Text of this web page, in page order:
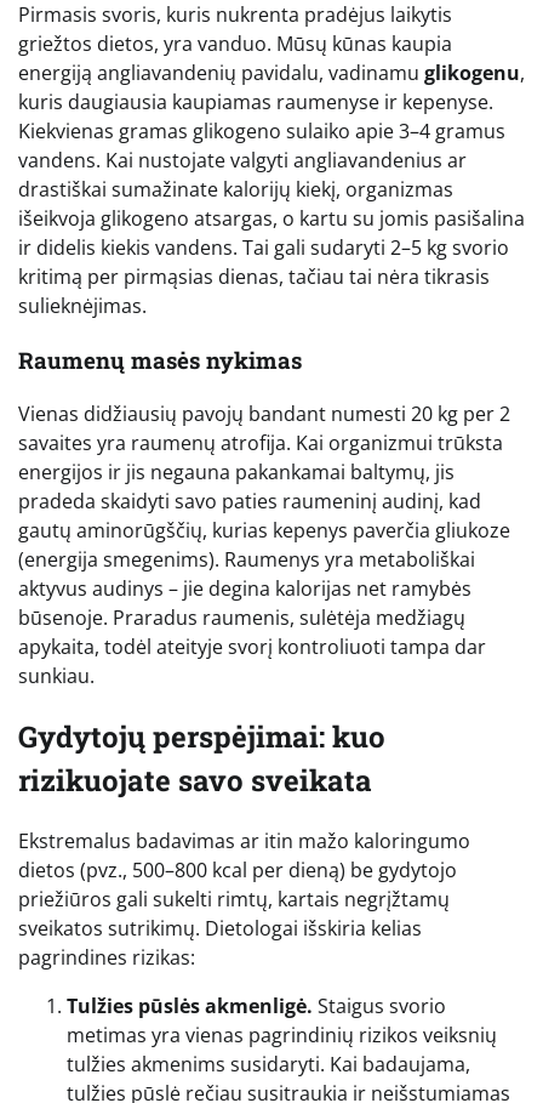
Pirmasis svoris, kuris nukrenta pradėjus laikytis
griežtos dietos, yra vanduo. Mūsų kūnas kaupia
energiją angliavandenių pavidalu, vadinamu glikogenu,
kuris daugiausia kaupiamas raumenyse ir kepenyse.
Kiekvienas gramas glikogeno sulaiko apie 3–4 gramus
vandens. Kai nustojate valgyti angliavandenius ar
drastiškai sumažinate kalorijų kiekį, organizmas
išeikvoja glikogeno atsargas, o kartu su jomis pasišalina
ir didelis kiekis vandens. Tai gali sudaryti 2–5 kg svorio
kritimą per pirmąsias dienas, tačiau tai nėra tikrasis
sulieknėjimas.
Raumenų masės nykimas
Vienas didžiausių pavojų bandant numesti 20 kg per 2
savaites yra raumenų atrofija. Kai organizmui trūksta
energijos ir jis negauna pakankamai baltymų, jis
pradeda skaidyti savo paties raumeninį audinį, kad
gautų aminorūgščių, kurias kepenys paverčia gliukoze
(energija smegenims). Raumenys yra metaboliškai
aktyvus audinys – jie degina kalorijas net ramybės
būsenoje. Praradus raumenis, sulėtėja medžiagų
apykaita, todėl ateityje svorį kontroliuoti tampa dar
sunkiau.
Gydytojų perspėjimai: kuo
rizikuojate savo sveikata
Ekstremalus badavimas ar itin mažo kaloringumo
dietos (pvz., 500–800 kcal per dieną) be gydytojo
priežiūros gali sukelti rimtų, kartais negrįžtamų
sveikatos sutrikimų. Dietologai išskiria kelias
pagrindines rizikas:
Tulžies pūslės akmenligė. Staigus svorio
metimas yra vienas pagrindinių rizikos veiksnių
tulžies akmenims susidaryti. Kai badaujama,
tulžies pūslė rečiau susitraukia ir neišstumiamas